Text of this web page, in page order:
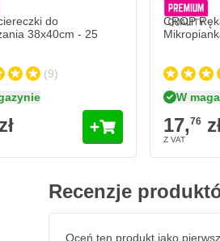
do
38x40cm - 25
(9)
zł
CROP
W
17,76
Recenzje
Oceń ten produkt jako